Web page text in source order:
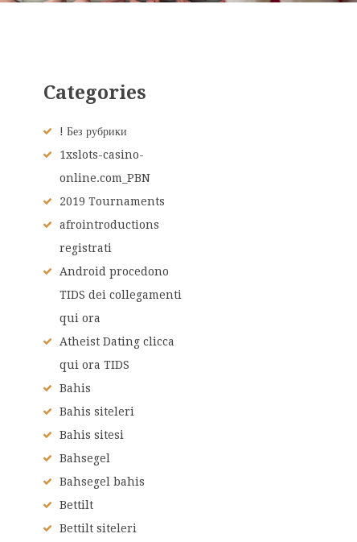
Categories
! Без рубрики
1xslots-casino-
online.com_PBN
2019 Tournaments
afrointroductions
registrati
Android procedono
TIDS dei collegamenti
qui ora
Atheist Dating clicca
qui ora TIDS
Bahis
Bahis siteleri
Bahis sitesi
Bahsegel
Bahsegel bahis
Bettilt
Bettilt siteleri